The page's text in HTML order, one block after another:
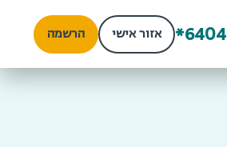
*6404 אזור אישי הרשמה